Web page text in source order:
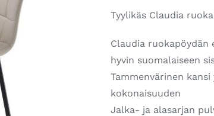
Tyylikäs Claudia
Claudia
hyvin suomalaiseen
Tammenvärinen
kokonaisuuden
Jalka- ja alasarjan